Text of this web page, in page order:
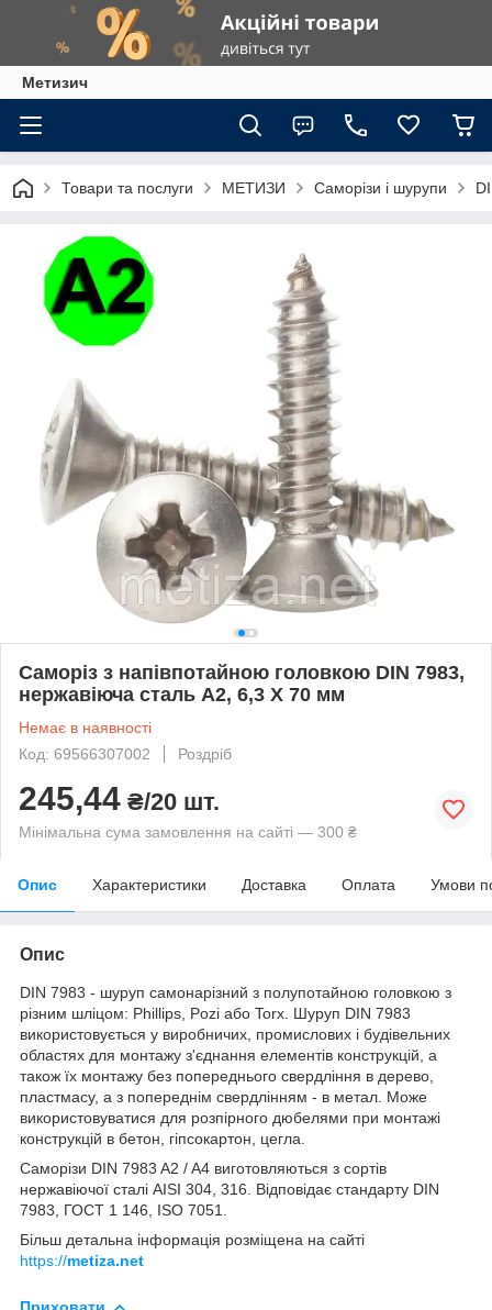
Метизич
Товари та послуги МЕТИЗИ Саморізи і шурупи
Саморіз з напівпотайною головкою DIN 7983,
нержавіюча сталь А2, 6,3 X 70 мм
Немає в наявності
Код: 69566307002
Роздріб
245,44 ₴/20 шт.
Мінімальна сума замовлення на сайті — 300 ₴
Опис Характеристики Доставка Оплата Умови
Опис
DIN 7983 - шуруп самонарізний з полупотайною головкою з
різним шліцом: Phillips, Pozi або Torx. Шуруп DIN 7983
використовується у виробничих, промислових і будівельних
областях для монтажу з'єднання елементів конструкцій, а
також їх монтажу без попереднього свердління в дерево,
пластмасу, а з попереднім свердлінням - в метал. Може
використовуватися для розпірного дюбелями при монтажі
конструкцій в бетон, гіпсокартон, цегла.
Саморізи DIN 7983 A2 / A4 виготовляються з сортів
нержавіючої сталі AISI 304, 316. Відповідає стандарту DIN
7983, ГОСТ 1 146, ISO 7051.
Більш детальна інформація розміщена на сайті
https://metiza.net
Приховати